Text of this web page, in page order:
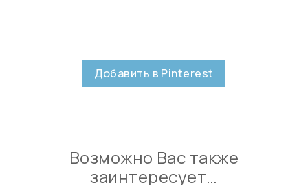
Добавить в Pinterest
Возможно Вас также
заинтересует…